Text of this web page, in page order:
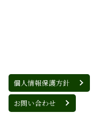
個人情報保護方針
お問い合わせ